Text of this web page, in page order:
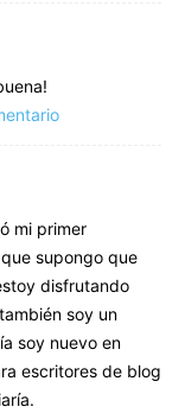
mi primer
supongo que
disfrutando
soy un
soy nuevo en
escritores de blog